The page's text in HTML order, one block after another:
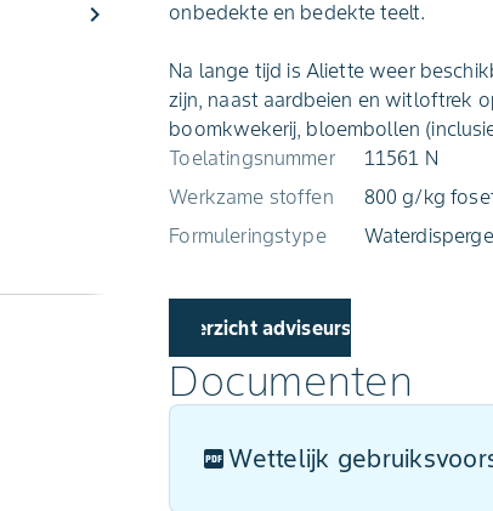
chevron_right
onbedekte en bedekte teelt.
Na lange tijd is Aliette weer
zijn, naast aardbeien en witloftrek
boomkwekerij, bloembollen
Toelatingsnummer
11561 N
Werkzame stoffen
800 g/kg
Formuleringstype
Overzicht adviseurs
Documenten
Wettelijk